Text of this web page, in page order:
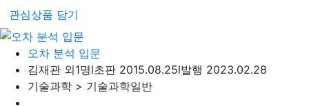
관심상품 담기
오차 분석 입문
김재관 외1명l초판 2015.08.25l발행 2023.02.28
기술과학 > 기술과학일반